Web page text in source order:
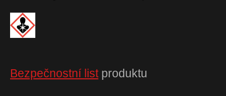
Bezpečnostní listproduktu